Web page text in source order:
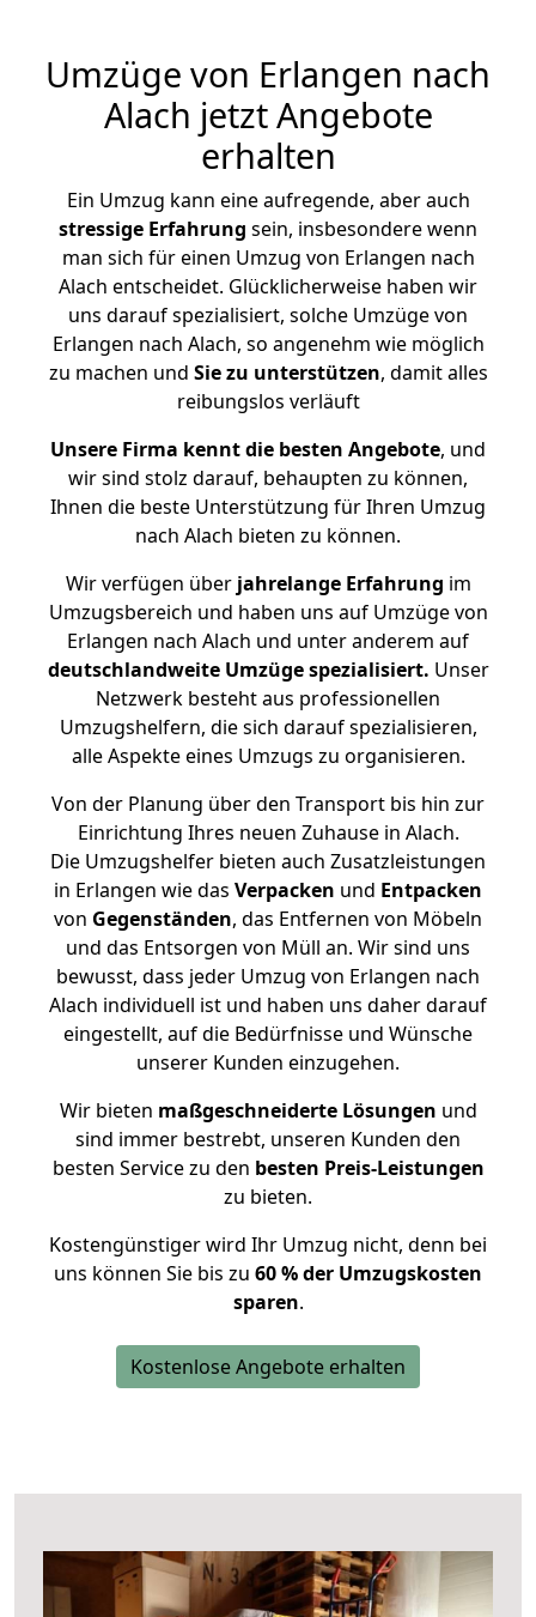
Umzüge von Erlangen nach
Alach jetzt Angebote
erhalten
Ein Umzug kann eine aufregende, aber auch
stressige Erfahrung sein, insbesondere wenn
man sich für einen Umzug von Erlangen nach
Alach entscheidet. Glücklicherweise haben wir
uns darauf spezialisiert, solche Umzüge von
Erlangen nach Alach, so angenehm wie möglich
zu machen und Sie zu unterstützen, damit alles
reibungslos verläuft
Unsere Firma kennt die besten Angebote, und
wir sind stolz darauf, behaupten zu können,
Ihnen die beste Unterstützung für Ihren Umzug
nach Alach bieten zu können.
Wir verfügen überjahrelange Erfahrung im
Umzugsbereich und haben uns auf Umzüge von
Erlangen nach Alach und unter anderem auf
deutschlandweite Umzüge spezialisiert. Unser
Netzwerk besteht aus professionellen
Umzugshelfern, die sich darauf spezialisieren,
alle Aspekte eines Umzugs zu organisieren.
Von der Planung über den Transport bis hin zur
Einrichtung Ihres neuen Zuhause in Alach.
Die Umzugshelfer bieten auch Zusatzleistungen
in Erlangen wie das Verpacken und Entpacken
von Gegenständen, das Entfernen von Möbeln
und das Entsorgen von Müll an. Wir sind uns
bewusst, dass jeder Umzug von Erlangen nach
Alach individuell ist und haben uns daher darauf
eingestellt, auf die Bedürfnisse und Wünsche
unserer Kunden einzugehen.
Wir bieten maßgeschneiderte Lösungen und
sind immer bestrebt, unseren Kunden den
besten Service zu den besten Preis-Leistungen
zu bieten.
Kostengünstiger wird Ihr Umzug nicht, denn bei
uns können Sie bis zu 60 % der Umzugskosten
sparen.
Kostenlose Angebote erhalten